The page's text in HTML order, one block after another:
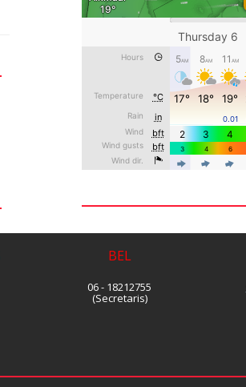
BEL
06 - 18212755
(Secretaris)